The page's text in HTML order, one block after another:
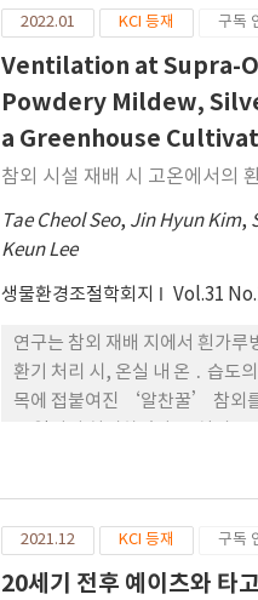
under a wide range of
euryhaline species. In
pacificum (Group IV) were
phosphate by A. pacificum
phosphate concentration
2022.01 KCI 등재 구독
Ventilation at Supra-
Powdery Mildew,
a Greenhouse
참외 시설 재배 시 고온에서의
Tae Cheol Seo, Jin Hyun Kim,
Keun Lee
생물환경조절학회지 Vol.31
연구는 참외 재배 지에서 흰가
환기 처리 시, 온실 내 온 ․ 습도
목에 접붙여진 ‘알찬꿀’ 참외
되었다. 주간 최고 기온과 최 저
다. 처리 26일 후, 새로 나온 줄
상의 결과는, 고온기에 45°C의
2021.12 KCI 등재 구독
20세기 전후 예이츠와 타